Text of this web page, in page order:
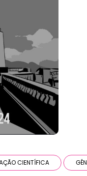
CIENTÍFICA